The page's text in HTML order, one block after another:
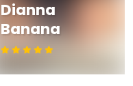
Dianna
Banana